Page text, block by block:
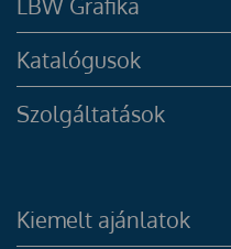
LBW Grafika
Katalógusok
Szolgáltatások
Kiemelt ajánlatok